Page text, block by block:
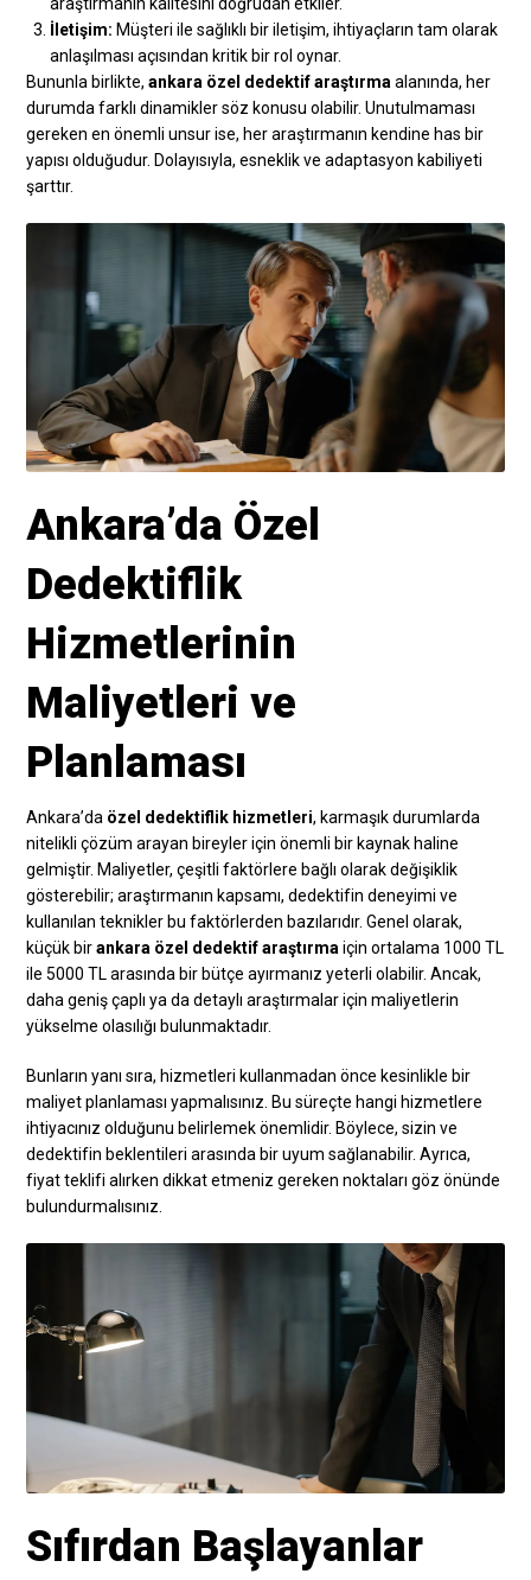
İletişim: Müşteri ile sağlıklı bir iletişim, ihtiyaçların tam olarak
anlaşılması açısından kritik bir rol oynar.
Bununla birlikte,ankara özel dedektif araştırma alanında, her
durumda farklı dinamikler söz konusu olabilir. Unutulmaması
gereken en önemli unsur ise, her araştırmanın kendine has bir
yapısı olduğudur. Dolayısıyla, esneklik ve adaptasyon kabiliyeti
şarttır.
Ankara’da Özel
Dedektiflik
Hizmetlerinin
Maliyetleri ve
Planlaması
Ankara’da özel dedektiflik hizmetleri, karmaşık durumlarda
nitelikli çözüm arayan bireyler için önemli bir kaynak haline
gelmiştir. Maliyetler, çeşitli faktörlere bağlı olarak değişiklik
gösterebilir; araştırmanın kapsamı, dedektifin deneyimi ve
kullanılan teknikler bu faktörlerden bazılarıdır. Genel olarak,
küçük birankara özel dedektif araştırmaiçin ortalama 1000 TL
ile 5000 TL arasında bir bütçe ayırmanız yeterli olabilir. Ancak,
daha geniş çaplı ya da detaylı araştırmalar için maliyetlerin
yükselme olasılığı bulunmaktadır.
Bunların yanı sıra, hizmetleri kullanmadan önce kesinlikle bir
maliyet planlaması yapmalısınız. Bu süreçte hangi hizmetlere
ihtiyacınız olduğunu belirlemek önemlidir. Böylece, sizin ve
dedektifin beklentileri arasında bir uyum sağlanabilir. Ayrıca,
fiyat teklifi alırken dikkat etmeniz gereken noktaları göz önünde
bulundurmalısınız.
Sıfırdan Başlayanlar